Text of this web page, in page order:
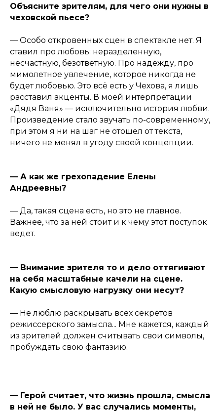
Объясните зрителям, для чего они нужны в
чеховской пьесе?
— Особо откровенных сцен в спектакле нет. Я
ставил про любовь: неразделенную,
несчастную, безответную. Про надежду, про
мимолетное увлечение, которое никогда не
будет любовью. Это всё есть у Чехова, я лишь
расставил акценты. В моей интерпретации
«Дядя Ваня» — исключительно история любви.
Произведение стало звучать по-современному,
при этом я ни на шаг не отошел от текста,
ничего не менял в угоду своей концепции.
— А как же грехопадение Елены
Андреевны?
— Да, такая сцена есть, но это не главное.
Важнее, что за ней стоит и к чему этот поступок
ведет.
— Внимание зрителя то и дело оттягивают
на себя масштабные качели на сцене.
Какую смысловую нагрузку они несут?
— Не люблю раскрывать всех секретов
режиссерского замысла... Мне кажется, каждый
из зрителей должен считывать свои символы,
пробуждать свою фантазию.
— Герой считает, что жизнь прошла, смысла
в ней не было. У вас случались моменты,